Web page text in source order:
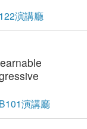
演講廳
演講廳